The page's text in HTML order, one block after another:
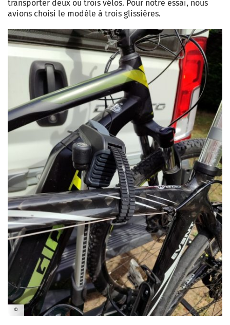
transporter deux ou trois vélos. Pour notre essai, nous
avions choisi le modèle à trois glissières.
©